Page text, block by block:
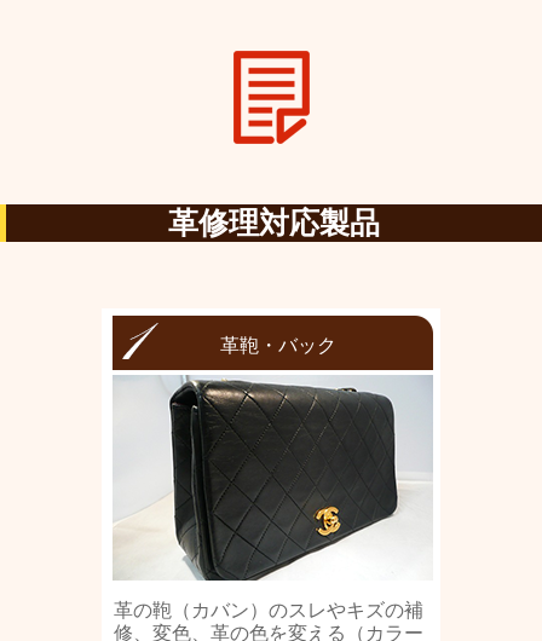
革修理対応製品
革鞄・バック
革の鞄（カバン）のスレやキズの補
修、変色、革の色を変える（カラー